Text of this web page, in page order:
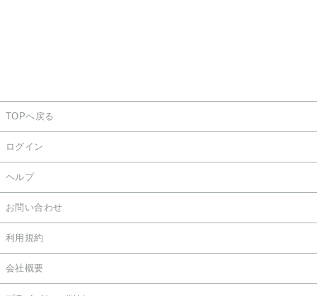
TOPへ戻る
ログイン
ヘルプ
お問い合わせ
利用規約
会社概要